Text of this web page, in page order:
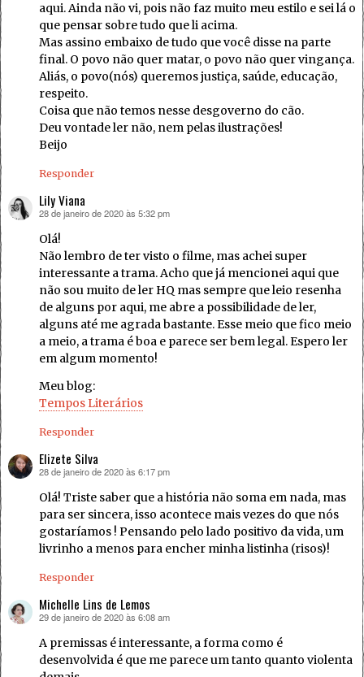
aqui. Ainda não vi, pois não faz muito meu estilo e sei lá o
que pensar sobre tudo que li acima.
Mas assino embaixo de tudo que você disse na parte
final. O povo não quer matar, o povo não quer vingança.
Aliás, o povo(nós) queremos justiça, saúde, educação,
respeito.
Coisa que não temos nesse desgoverno do cão.
Deu vontade ler não, nem pelas ilustrações!
Beijo
Responder
Lily Viana
disse:
28 de janeiro de 2020 às 5:32 pm
Olá!
Não lembro de ter visto o filme, mas achei super
interessante a trama. Acho que já mencionei aqui que
não sou muito de ler HQ mas sempre que leio resenha
de alguns por aqui, me abre a possibilidade de ler,
alguns até me agrada bastante. Esse meio que fico meio
a meio, a trama é boa e parece ser bem legal. Espero ler
em algum momento!
Meu blog:
Tempos Literários
Responder
Elizete Silva
disse:
28 de janeiro de 2020 às 6:17 pm
Olá! Triste saber que a história não soma em nada, mas
para ser sincera, isso acontece mais vezes do que nós
gostaríamos ! Pensando pelo lado positivo da vida, um
livrinho a menos para encher minha listinha (risos)!
Responder
Michelle Lins de Lemos
disse:
29 de janeiro de 2020 às 6:08 am
A premissas é interessante, a forma como é
desenvolvida é que me parece um tanto quanto violenta